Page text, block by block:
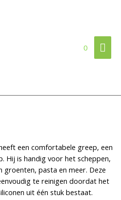
0
een comfortabele greep, een
Hij is handig voor het scheppen,
groenten, pasta en meer. Deze
te reinigen doordat het
uit één stuk bestaat.